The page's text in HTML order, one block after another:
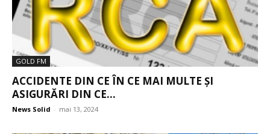
GOLD FM
ACCIDENTE DIN CE ÎN CE MAI MULTE ȘI
ASIGURĂRI DIN CE...
News Solid - mai 13, 2024